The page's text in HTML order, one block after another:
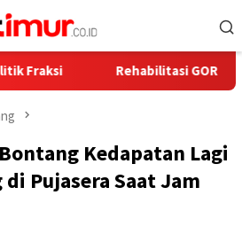
Rehabilitasi GOR Taman
Kedapatan Lagi
Pujasera Saat Jam